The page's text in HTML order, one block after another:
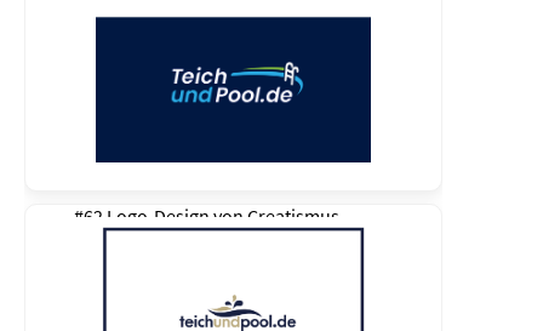
#62 Logo-Design von Creatismus